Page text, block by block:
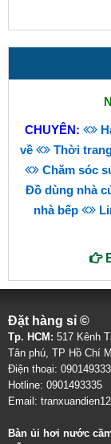
CHUYÊN:
về
Thời
Chăm sóc
Đồ dùng nhà
nhà bếp
Đặt hàng sỉ ©
Tp. HCM: 517 Kênh
Tân phú, TP Hồ Chí
Điện thoại:
Hotline: 0901493335
Email:
Bàn ủi hơi nước